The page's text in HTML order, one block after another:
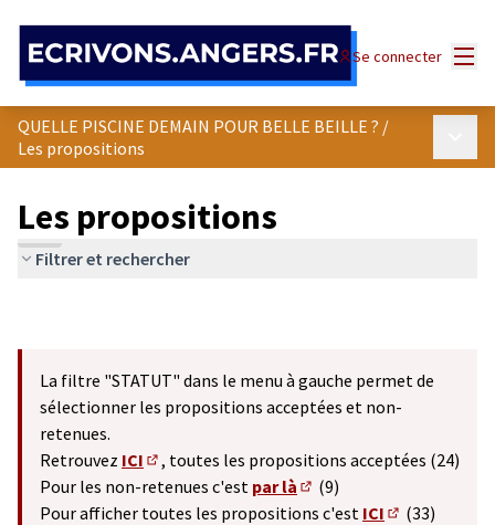
Se connecter
QUELLE PISCINE DEMAIN POUR BELLE BEILLE ? /
Les propositions
Les propositions
Filtrer et rechercher
La filtre "STATUT" dans le menu à gauche permet de
sélectionner les propositions acceptées et non-
retenues.
Retrouvez ICI
(S'ouvre dans un nouvel onglet)
, toutes les propositions acceptées (24)
Pour les non-retenues c'est par là
(S'ouvre dans un nouvel
(9)
Pour afficher toutes les propositions c'est ICI
(33)